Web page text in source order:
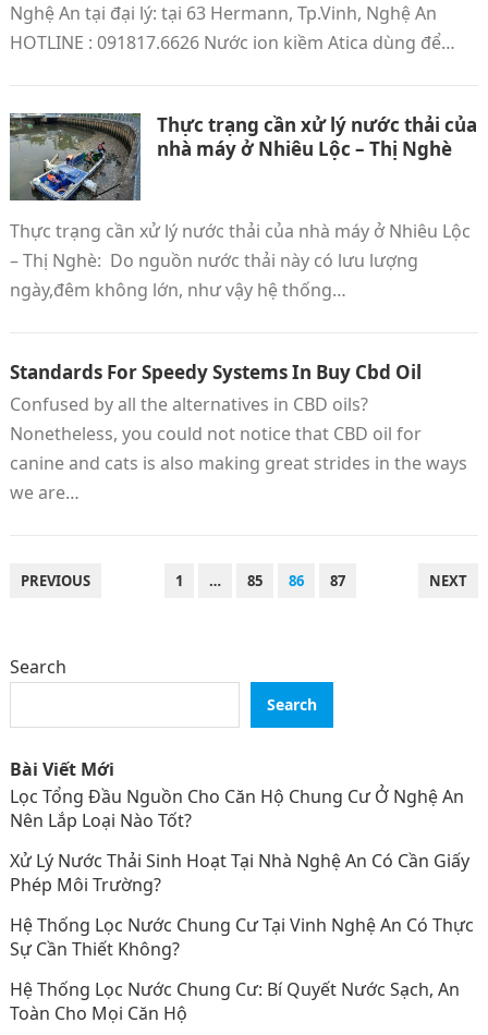
Nghệ An tại đại lý: tại 63 Hermann, Tp.Vinh, Nghệ An
HOTLINE : 091817.6626 Nước ion kiềm Atica dùng để…
Thực trạng cần xử lý nước thải của
nhà máy ở Nhiêu Lộc – Thị Nghè
Thực trạng cần xử lý nước thải của nhà máy ở Nhiêu Lộc
– Thị Nghè: Do nguồn nước thải này có lưu lượng
ngày,đêm không lớn, như vậy hệ thống…
Standards For Speedy Systems In Buy Cbd Oil
Confused by all the alternatives in CBD oils?
Nonetheless, you could not notice that CBD oil for
canine and cats is also making great strides in the ways
we are…
POSTS
PREVIOUS 1 … 85 86 87 NEXT
Search
Search
Bài Viết Mới
Lọc Tổng Đầu Nguồn Cho Căn Hộ Chung Cư Ở Nghệ An
Nên Lắp Loại Nào Tốt?
Xử Lý Nước Thải Sinh Hoạt Tại Nhà Nghệ An Có Cần Giấy
Phép Môi Trường?
Hệ Thống Lọc Nước Chung Cư Tại Vinh Nghệ An Có Thực
Sự Cần Thiết Không?
Hệ Thống Lọc Nước Chung Cư: Bí Quyết Nước Sạch, An
Toàn Cho Mọi Căn Hộ